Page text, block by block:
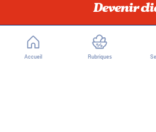
Devenir
F.A.Q
DES
Accueil Rubriques